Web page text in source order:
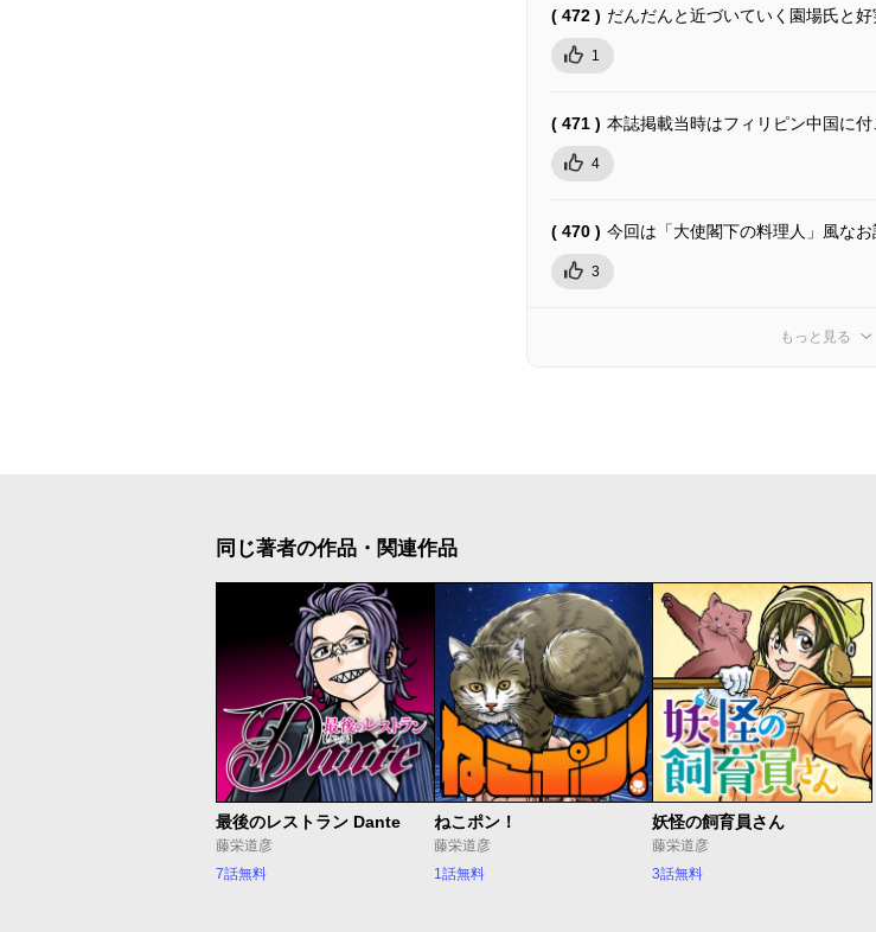
( 472 ) だんだんと近づいていく園場氏と
1
( 471 ) 本誌掲載当時はフィリピン中国に
4
( 470 ) 今回は「大使閣下の料理人」風な
3
もっと見る
同じ著者の作品・関連作品
最後のレストラン Dante
藤栄道彦
7話無料
ねこポン！
藤栄道彦
1話無料
妖怪の飼育員さん
藤栄道彦
3話無料